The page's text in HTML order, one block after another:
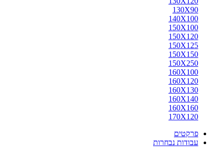
130X90
140X100
150X100
150X120
150X125
150X150
150X250
160X100
160X120
160X130
160X140
160X160
170X120
פרקטים
עבודות נבחרות